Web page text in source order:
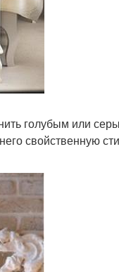
голубым или
свойственную